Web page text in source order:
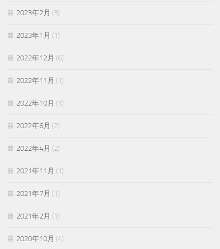
2023年2月 (3)
2023年1月 (1)
2022年12月 (6)
2022年11月 (1)
2022年10月 (1)
2022年6月 (2)
2022年4月 (2)
2021年11月 (1)
2021年7月 (1)
2021年2月 (1)
2020年10月 (4)